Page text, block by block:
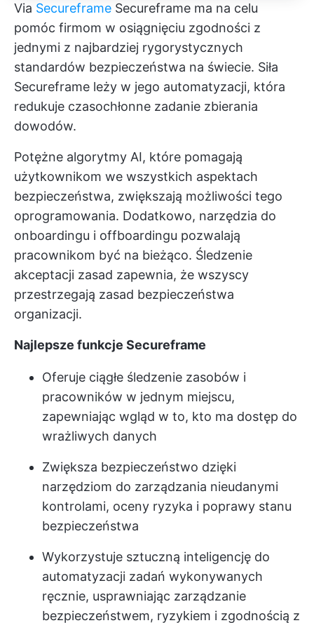
Via Secureframe Secureframe ma na celu
pomóc firmom w osiągnięciu zgodności z
jednymi z najbardziej rygorystycznych
standardów bezpieczeństwa na świecie. Siła
Secureframe leży w jego automatyzacji, która
redukuje czasochłonne zadanie zbierania
dowodów.
Potężne algorytmy AI, które pomagają
użytkownikom we wszystkich aspektach
bezpieczeństwa, zwiększają możliwości tego
oprogramowania. Dodatkowo, narzędzia do
onboardingu i offboardingu pozwalają
pracownikom być na bieżąco. Śledzenie
akceptacji zasad zapewnia, że wszyscy
przestrzegają zasad bezpieczeństwa
organizacji.
Najlepsze funkcje Secureframe
Oferuje ciągłe śledzenie zasobów i
pracowników w jednym miejscu,
zapewniając wgląd w to, kto ma dostęp do
wrażliwych danych
Zwiększa bezpieczeństwo dzięki
narzędziom do zarządzania nieudanymi
kontrolami, oceny ryzyka i poprawy stanu
bezpieczeństwa
Wykorzystuje sztuczną inteligencję do
automatyzacji zadań wykonywanych
ręcznie, usprawniając zarządzanie
bezpieczeństwem, ryzykiem i zgodnością z